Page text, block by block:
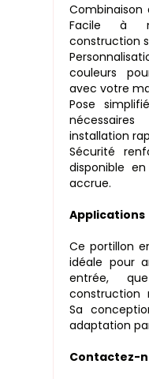
Combinaison
Facile à
construction
couleurs
avec votre
Pose
installation
Sécurité
disponible
accrue.
Applications
Ce portillon
idéale pour
entrée,
construction
Sa
adaptation
Contactez-